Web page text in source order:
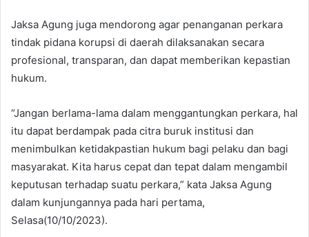
Jaksa Agung juga mendorong agar penanganan perkara
tindak pidana korupsi di daerah dilaksanakan secara
profesional, transparan, dan dapat memberikan kepastian
hukum.
“Jangan berlama-lama dalam menggantungkan perkara, hal
itu dapat berdampak pada citra buruk institusi dan
menimbulkan ketidakpastian hukum bagi pelaku dan bagi
masyarakat. Kita harus cepat dan tepat dalam mengambil
keputusan terhadap suatu perkara,” kata Jaksa Agung
dalam kunjungannya pada hari pertama,
Selasa(10/10/2023).